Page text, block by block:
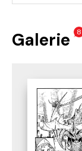
Galerie 8